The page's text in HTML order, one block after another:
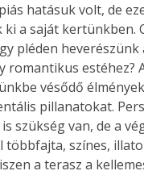
hatásuk volt, de
a saját kertünkben.
pléden
romantikus estéhez?
vésődő
pillanatokat.
szükség van, de a
többfajta, színes,
a terasz a